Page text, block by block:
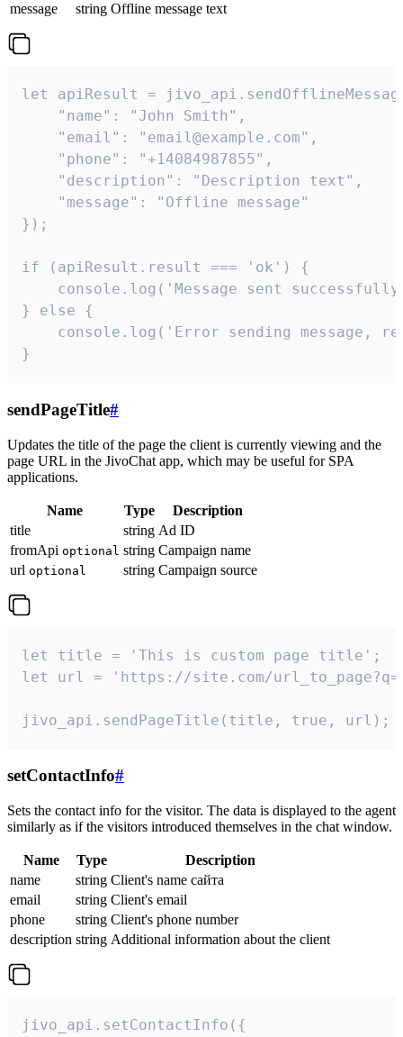
message
string Offline message text
let apiResult =
    "name": "John Smith",
    "email": "email@example.com",
    "phone": "+14084987855",
    "description": "Description text",
    "message": "Offline message"
});
if (apiResult.result === 'ok') {
console.log('Message sent
} else {
console.log('Error sending message,
}
sendPageTitle#
Updates the title of the page the client is currently viewing and the
page URL in the JivoChat app, which may be useful for SPA
applications.
Name Type
Description
title
string Ad ID
fromApi optional string Campaign name
url optional string Campaign source
let title = 'This is custom page title';
let url = 'https://site.com/
jivo_api.sendPageTitle(title, true, url);
setContactInfo#
Sets the contact info for the visitor. The data is displayed to the agent
similarly as if the visitors introduced themselves in the chat window.
Name Type
Description
name
string Client's name сайта
email
string Client's email
phone
string Client's phone number
description string Additional information about the client
jivo_api.setContactInfo({